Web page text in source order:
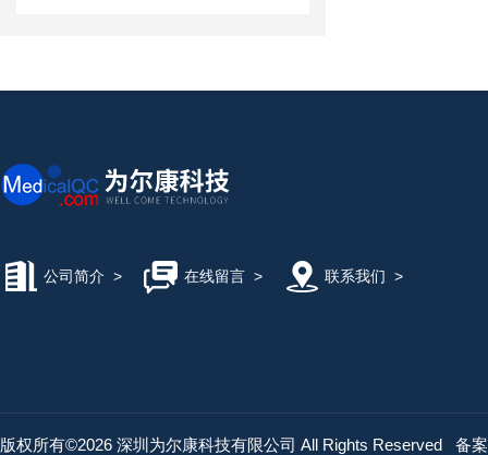
公司简介 > 在线留言> 联系我们 >
版权所有©2026 深圳为尔康科技有限公司 All Rights Reserved 备